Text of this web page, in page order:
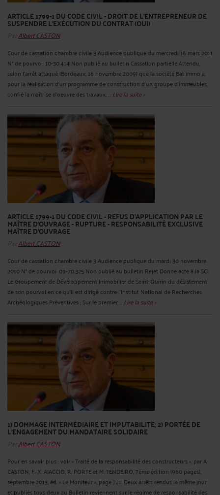
ARTICLE 1799-1 DU CODE CIVIL - DROIT DE L'ENTREPRENEUR DE
SUSPENDRE L'EXÉCUTION DU CONTRAT (OUI)
ParAlbert CASTON
Cour de cassation chambre civile 3 Audience publique du mercredi 16 mars 2011
N° de pourvoi: 10-30.414 Non publié au bulletin Cassation partielle Attendu,
selon l'arrêt attaqué (Bordeaux, 16 novembre 2009) que la société Bat immo a,
pour la réalisation d'un programme de construction d'un groupe d'immeubles,
confié la maîtrise d'oeuvre des travaux, ... Lire la suite >
ARTICLE 1799-1 DU CODE CIVIL - REFUS D'APPLICATION PAR LE
MAÎTRE D'OUVRAGE - RUPTURE - RESPONSABILITÉ EXCLUSIVE
MAÎTRE D'OUVRAGE
ParAlbert CASTON
Cour de cassation chambre civile 3 Audience publique du mardi 30 novembre
2010 N° de pourvoi: 09-70.325 Non publié au bulletin Rejet Donne acte à la SCI
Le Groupement de Développement Immobilier de Saint-Quirin du désistement
de son pourvoi en ce qu'il est dirigé contre l'Institut National de Recherches
Archéologiques Préventives ; Sur le premier ... Lire la suite >
1) DOMMAGE INTERMÉDIAIRE ET IMPUTABILITÉ; 2) PORTÉE DE
L'ENGAGEMENT DU MANDATAIRE SOLIDAIRE
ParAlbert CASTON
Pour en savoir plus : voir « Traité de la responsabilité des constructeurs », par A.
CASTON, F.-X. AJACCIO, R. PORTE et M. TENDEIRO, 7ème édition (960 pages),
septembre 2013, éd. « Le Moniteur », page 721. Deux arrêts rendus le même jour
et publiés tous deux au Bulletin reviennent sur le régime de responsabilité des